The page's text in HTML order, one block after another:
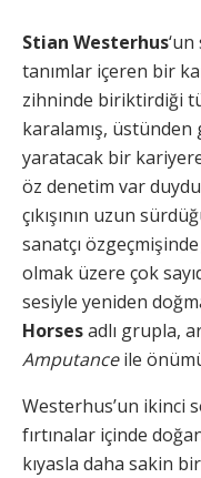
Stian Westerhus
tanımlar içeren bir
zihninde biriktirdiği
karalamış, üstünden
yaratacak bir
öz denetim var
çıkışının uzun
sanatçı özgeçmişinde
olmak üzere çok
sesiyle yeniden
Horsesadlı grupla,
Amputanceile
Westerhus’un ikinci
fırtınalar içinde
kıyasla daha sakin